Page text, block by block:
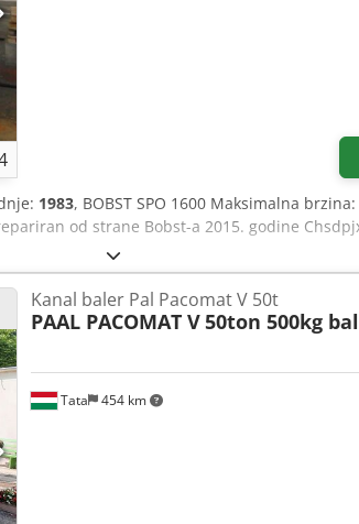
1983, BOBST SPO 1600 Maksimalna
od strane Bobst-a 2015. godine
Tata 454 km
Kanal baler Pal Pacomat V 50t
PAAL PACOMAT V50ton 500kg